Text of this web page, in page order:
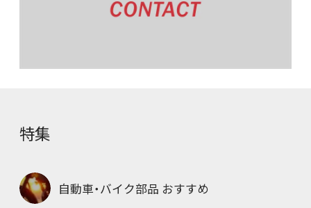
特集
自動車・バイク部品 おすすめ